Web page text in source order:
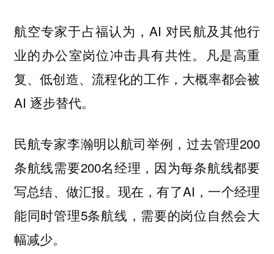
航空专家于占福认为，AI 对民航及其他行
业的办公室岗位冲击具有共性。凡是高重
复、低创造、流程化的工作，大概率都会被
AI 逐步替代。
民航专家李瀚明以航司举例，过去管理200
条航线需要200名经理，因为每条航线都要
写总结、做汇报。现在，有了AI，一个经理
能同时管理5条航线，需要的岗位自然会大
幅减少。